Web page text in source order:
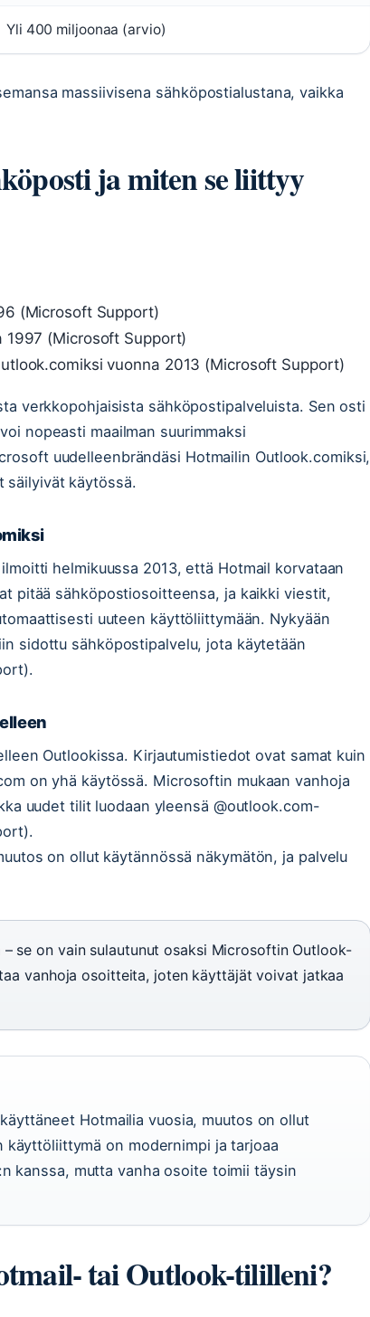
Yli 400 miljoonaa (arvio)
massiivisena sähköpostialustana, vaikka
ja miten se liittyy
(Microsoft Support)
(Microsoft Support)
vuonna 2013 (Microsoft Support)
verkkopohjaisista sähköpostipalveluista. Sen osti
nopeasti maailman suurimmaksi
uudelleenbrändäsi Hotmailin Outlook.comiksi,
säilyivät käytössä.
helmikuussa 2013, että Hotmail korvataan
pitää sähköpostiosoitteensa, ja kaikki viestit,
uuteen käyttöliittymään. Nykyään
sidottu sähköpostipalvelu, jota käytetään
Outlookissa. Kirjautumistiedot ovat samat kuin
on yhä käytössä. Microsoftin mukaan vanhoja
uudet tilit luodaan yleensä @outlook.com-
on ollut käytännössä näkymätön, ja palvelu
se on vain sulautunut osaksi Microsoftin Outlook-
vanhoja osoitteita, joten käyttäjät voivat jatkaa
Hotmailia vuosia, muutos on ollut
on modernimpi ja tarjoaa
kanssa, mutta vanha osoite toimii täysin
tai Outlook-tililleni?